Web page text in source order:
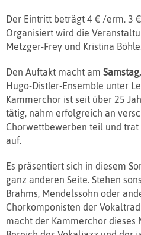
Der Eintritt beträgt 4 € /erm. 3
Organisiert wird die
Metzger-Frey und Kristina
Den Auftakt macht am
Hugo-Distler-Ensemble unter
Kammerchor ist seit über 25
tätig, nahm erfolgreich an
Chorwettbewerben teil und
auf.
Es präsentiert sich in diesem
ganz anderen Seite. Stehen
Brahms, Mendelssohn oder
Chorkomponisten der
macht der Kammerchor dieses